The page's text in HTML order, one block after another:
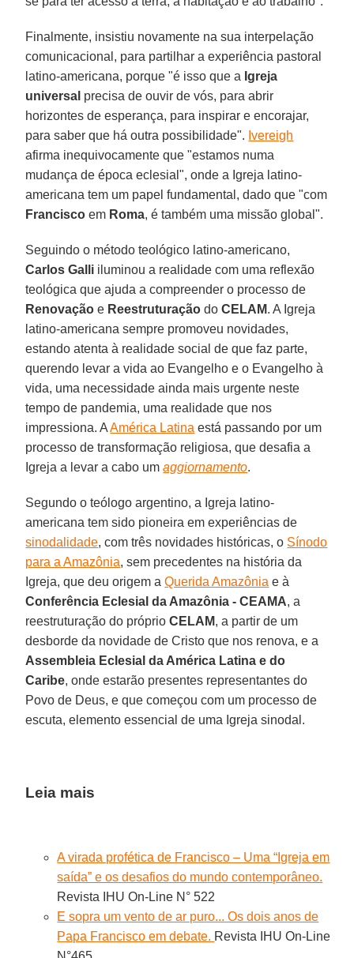
Finalmente, insistiu novamente na sua interpelação
comunicacional, para partilhar a experiência pastoral
latino-americana, porque "é isso que a Igreja
universal precisa de ouvir de vós, para abrir
horizontes de esperança, para inspirar e encorajar,
para saber que há outra possibilidade". Ivereigh
afirma inequivocamente que "estamos numa
mudança de época eclesial", onde a Igreja latino-
americana tem um papel fundamental, dado que "com
Francisco em Roma, é também uma missão global".
Seguindo o método teológico latino-americano,
Carlos Galli iluminou a realidade com uma reflexão
teológica que ajuda a compreender o processo de
Renovação e Reestruturação doCELAM. A Igreja
latino-americana sempre promoveu novidades,
estando atenta à realidade social de que faz parte,
querendo levar a vida ao Evangelho e o Evangelho à
vida, uma necessidade ainda mais urgente neste
tempo de pandemia, uma realidade que nos
impressiona. AAmérica Latina está passando por um
processo de transformação religiosa, que desafia a
Igreja a levar a cabo umaggiornamento.
Segundo o teólogo argentino, a Igreja latino-
americana tem sido pioneira em experiências de
sinodalidade, com três novidades históricas, o Sínodo
para a Amazônia, sem precedentes na história da
Igreja, que deu origem aQuerida Amazônia e à
Conferência Eclesial da Amazônia - CEAMA, a
reestruturação do próprioCELAM, a partir de um
desborde da novidade de Cristo que nos renova, e a
Assembleia Eclesial da América Latina e do
Caribe, onde estarão presentes representantes do
Povo de Deus, e que começou com um processo de
escuta, elemento essencial de uma Igreja sinodal.
Leia mais
A virada profética de Francisco – Uma “Igreja em
saída” e os desafios do mundo contemporâneo.
Revista IHU On-Line N° 522
E sopra um vento de ar puro... Os dois anos de
Papa Francisco em debate. Revista IHU On-Line